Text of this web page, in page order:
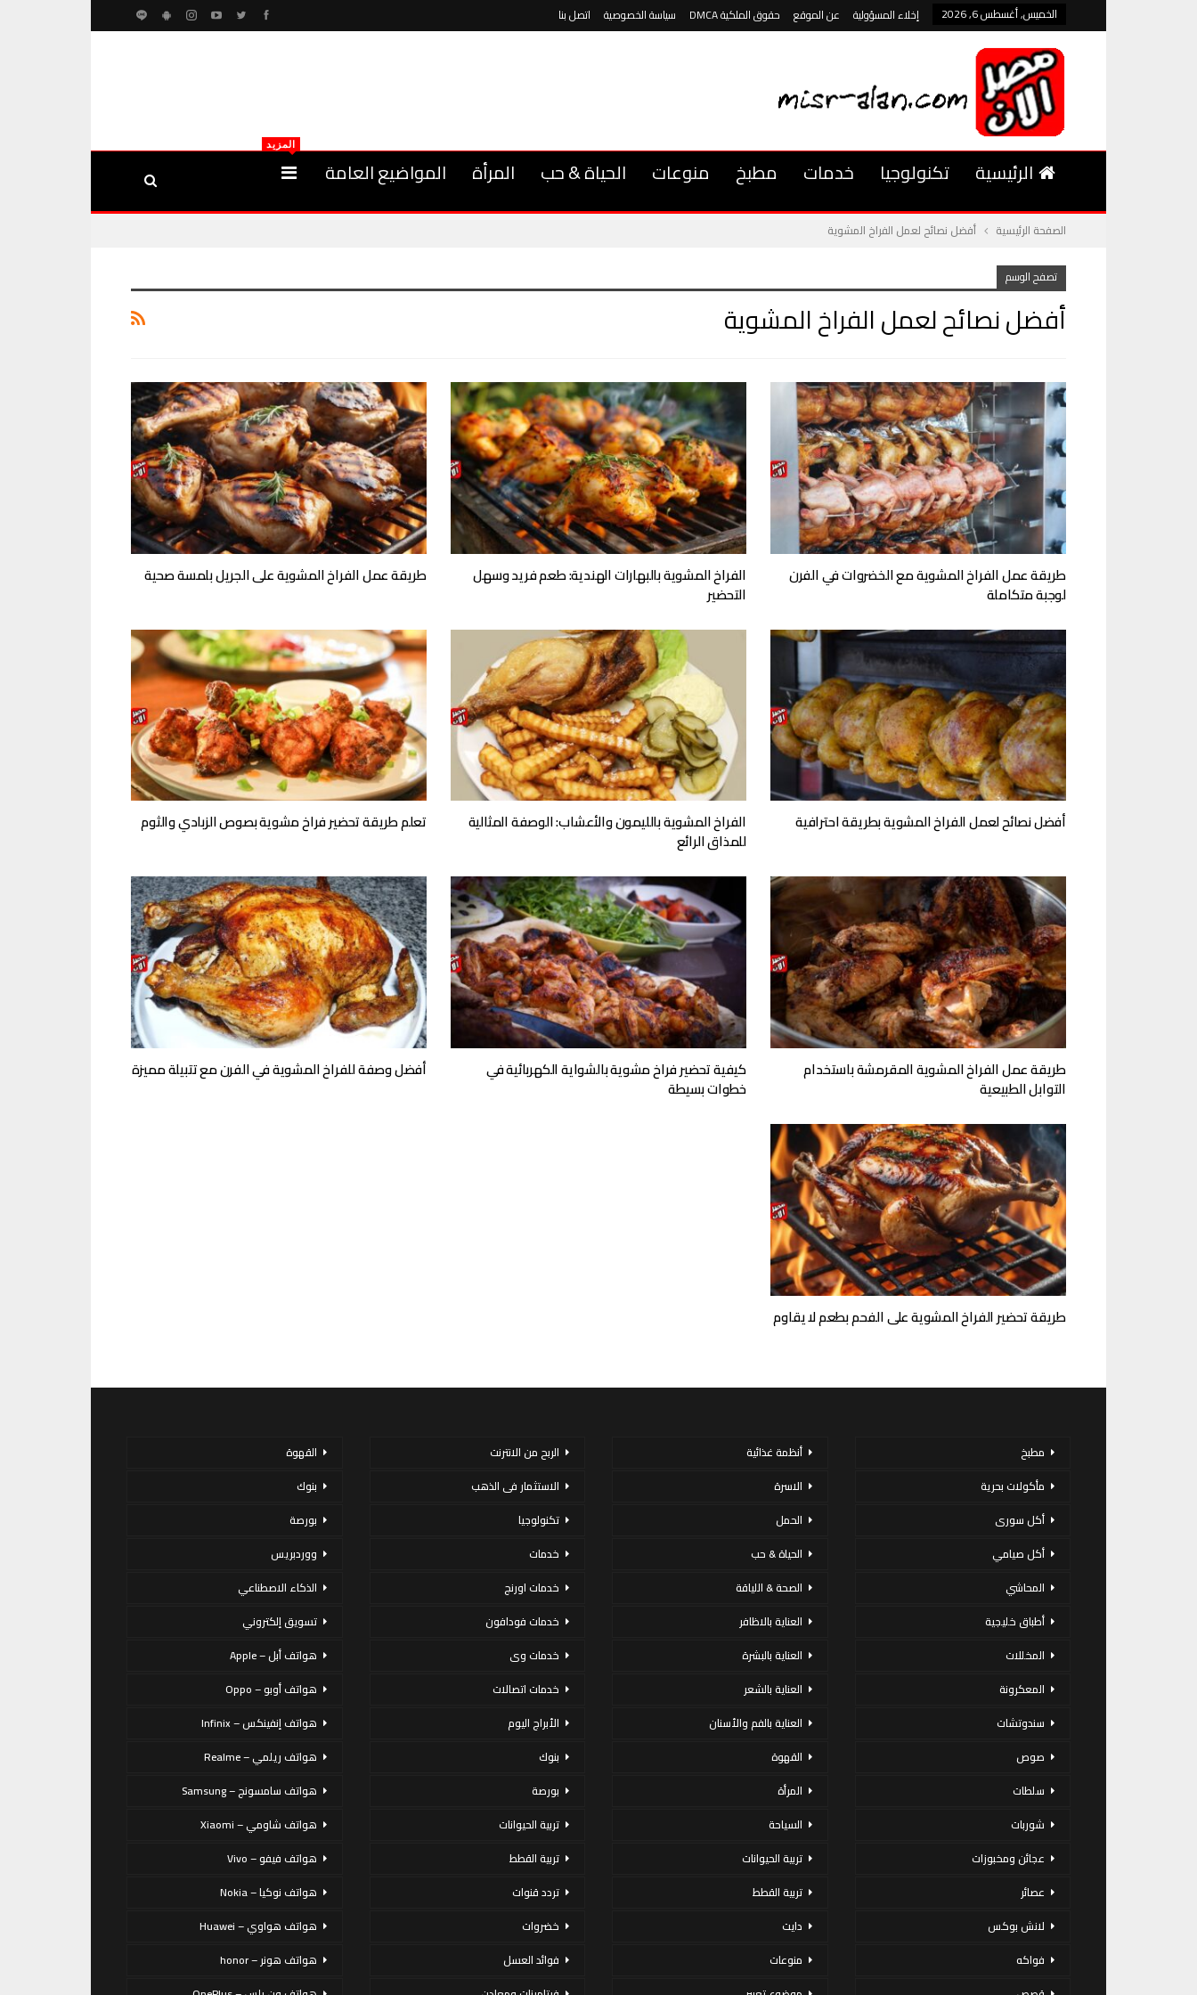
الخميس, أغسطس 6, 2026 إخلاء المسؤولية عن الموقع حقوق الملكية DMCA سياسة الخصوصية اتصل بنا
الرئيسية تكنولوجيا خدمات مطبخ منوعات الحياة & حب المرأة المواضيع العامة
المزيد
الصفحة الرئيسية أفضل نصائح لعمل الفراخ المشوية
تصفح الوسم
أفضل نصائح لعمل الفراخ المشوية
طريقة عمل الفراخ المشوية مع الخضروات في الفرن
لوجبة متكاملة
الفراخ المشوية بالبهارات الهندية: طعم فريد وسهل
التحضير
طريقة عمل الفراخ المشوية على الجريل بلمسة صحية
أفضل نصائح لعمل الفراخ المشوية بطريقة احترافية الفراخ المشوية بالليمون والأعشاب: الوصفة المثالية
للمذاق الرائع
تعلم طريقة تحضير فراخ مشوية بصوص الزبادي والثوم
طريقة عمل الفراخ المشوية المقرمشة باستخدام
التوابل الطبيعية
كيفية تحضير فراخ مشوية بالشواية الكهربائية في
خطوات بسيطة
أفضل وصفة للفراخ المشوية في الفرن مع تتبيلة مميزة
طريقة تحضير الفراخ المشوية على الفحم بطعم لا يقاوم
مطبخ
مأكولات بحرية
أكل سورى
أكل صيامي
المحاشي
أطباق خليجية
المخللات
المعكرونة
سندوتشات
صوص
سلطات
شوربات
عجائن ومخبوزات
عصائر
لانش بوكس
فواكه
أنظمة غذائية
الاسرة
الحمل
الحياة & حب
الصحة & اللياقة
العناية بالاظافر
العناية بالبشرة
العناية بالشعر
العناية بالفم والأسنان
القهوة
المرأة
السياحة
تربية الحيوانات
تربية القطط
دايت
منوعات
الربح من الانترنت
الاستثمار فى الذهب
تكنولوجيا
خدمات
خدمات اورنج
خدمات فودافون
خدمات وى
خدمات اتصالات
الأبراج اليوم
بنوك
بورصة
تربية الحيوانات
تربية القطط
تردد قنوات
خضروات
فوائد العسل
القهوة
بنوك
بورصة
ووردبريس
الذكاء الاصطناعي
تسويق إلكتروني
هواتف أبل – Apple
هواتف أوبو – Oppo
هواتف إنفينكس – Infinix
هواتف ريلمي – Realme
هواتف سامسونج – Samsung
هواتف شاومي – Xiaomi
هواتف فيفو – Vivo
هواتف نوكيا – Nokia
هواتف هواوي – Huawei
هواتف هونر – honor